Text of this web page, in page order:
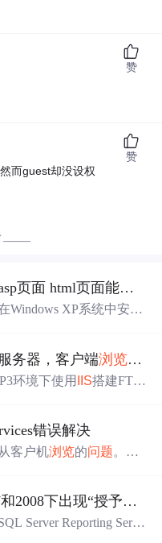
赞
而guest却没设权
赞
——
页面 html页面能浏览
Windows XP系统中安装
应用程序的相关设
服务器无法正常工作的问
务器，客户端浏览器访
环境下使用 IIS搭建FTP
IIS进程inetinfo.exe添加
服务器的工作原理，
错误解决
从客户机浏览的问题。通
。
Reporting Services 在WIN7和2008下出现“授予的权限不足，
Server Reporting Servi